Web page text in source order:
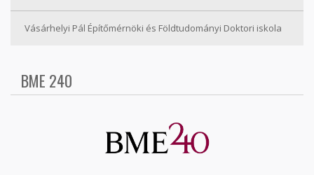
Vásárhelyi Pál Építőmérnöki és Földtudományi Doktori iskola
BME 240